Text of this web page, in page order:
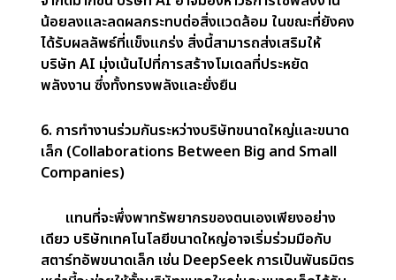
เมื่อบริษัทต่าง ๆ ตระหนักว่าพวกเขาไม่จำเป็นต้อง
ใช้จ่ายมากกับโครงสร้างพื้นฐานที่มีราคาแพง พวกเขา
อาจเริ่มมุ่งเน้นไปที่การปรับปรุงประสิทธิภาพของโมเดล
ลงทุนในศูนย์ข้อมูลขนาดใหญ่ ไปสู่การให้ความสำคัญ
กับการปรับปรุงระบบ AI บริษัทต่าง ๆ อาจทบทวนวิธี
การจัดสรรทรัพยากรในอนาคต โดยจัดลำดับความ
สำคัญของ AI ที่ชาญฉลาดและมีประสิทธิภาพมากกว่า
โครงสร้างพื้นฐานที่มีค่าใช้จ่ายสูง